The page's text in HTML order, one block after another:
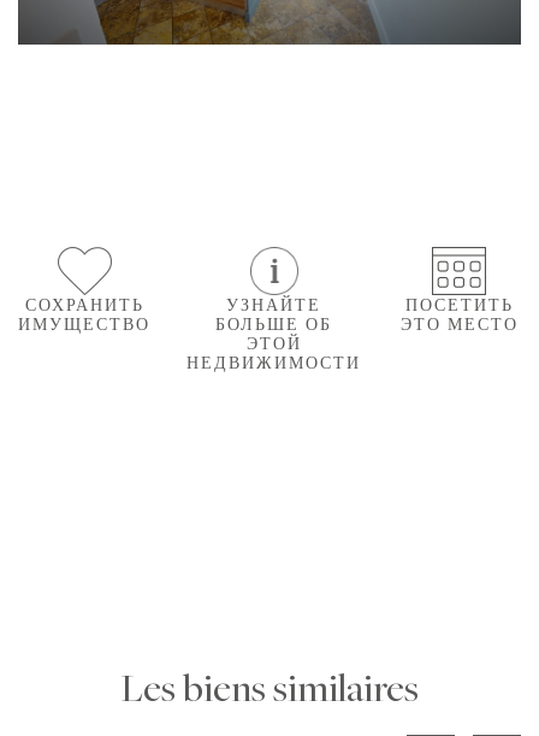
СОХРАНИТЬ
ИМУЩЕСТВО
УЗНАЙТЕ
БОЛЬШЕ ОБ
ЭТОЙ
НЕДВИЖИМОСТИ
ПОСЕТИТЬ
ЭТО МЕСТО
Les biens similaires